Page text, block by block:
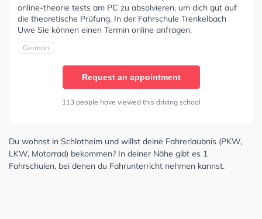
online-theorie tests am PC zu absolvieren, um dich gut auf
die theoretische Prüfung. In der Fahrschule Trenkelbach
Uwe Sie können einen Termin online anfragen.
German
Request an appointment
113 people have viewed this driving school
Du wohnst in Schlotheim und willst deine Fahrerlaubnis (PKW,
LKW, Motorrad) bekommen? In deiner Nähe gibt es 1
Fahrschulen, bei denen du Fahrunterricht nehmen kannst.